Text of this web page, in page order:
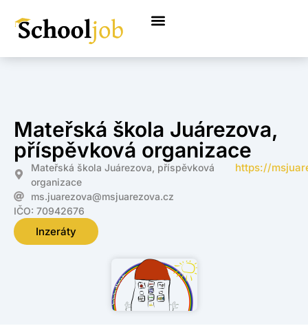
Mateřská škola Juárezova,
příspěvková organizace
Mateřská škola Juárezova, příspěvková
organizace
ms.juarezova@msjuarezova.cz
https://
IČO: 70942676
Inzeráty